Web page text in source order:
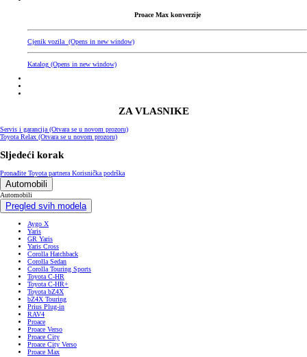
Proace Max konverzije
Cjenik vozila (Opens in new window)
Katalog (Opens in new window)
ZA VLASNIKE
Servis i garancija(Otvara se u novom prozoru)
Toyota Relax (Otvara se u novom prozoru)
Sljedeći korak
Pronađite Toyota partneraKorisnička podrška
Automobili
Automobili
Pregled svih modela
Aygo X
Yaris
GR Yaris
Yaris Cross
Corolla Hatchback
Corolla Sedan
Corolla Touring Sports
Toyota C-HR
Toyota C-HR+
Toyota bZ4X
bZ4X Touring
Prius Plug-in
RAV4
Proace
Proace Verso
Proace City
Proace City Verso
Proace Max